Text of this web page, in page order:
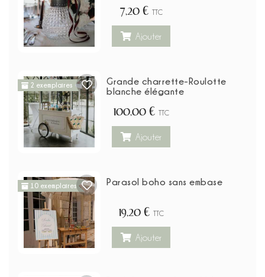
7,20 € TTC
Ajouter
2 exemplaires
Grande charrette-Roulotte
blanche élégante
100,00 € TTC
Ajouter
10 exemplaires Parasol boho sans embase
19,20 € TTC
Ajouter